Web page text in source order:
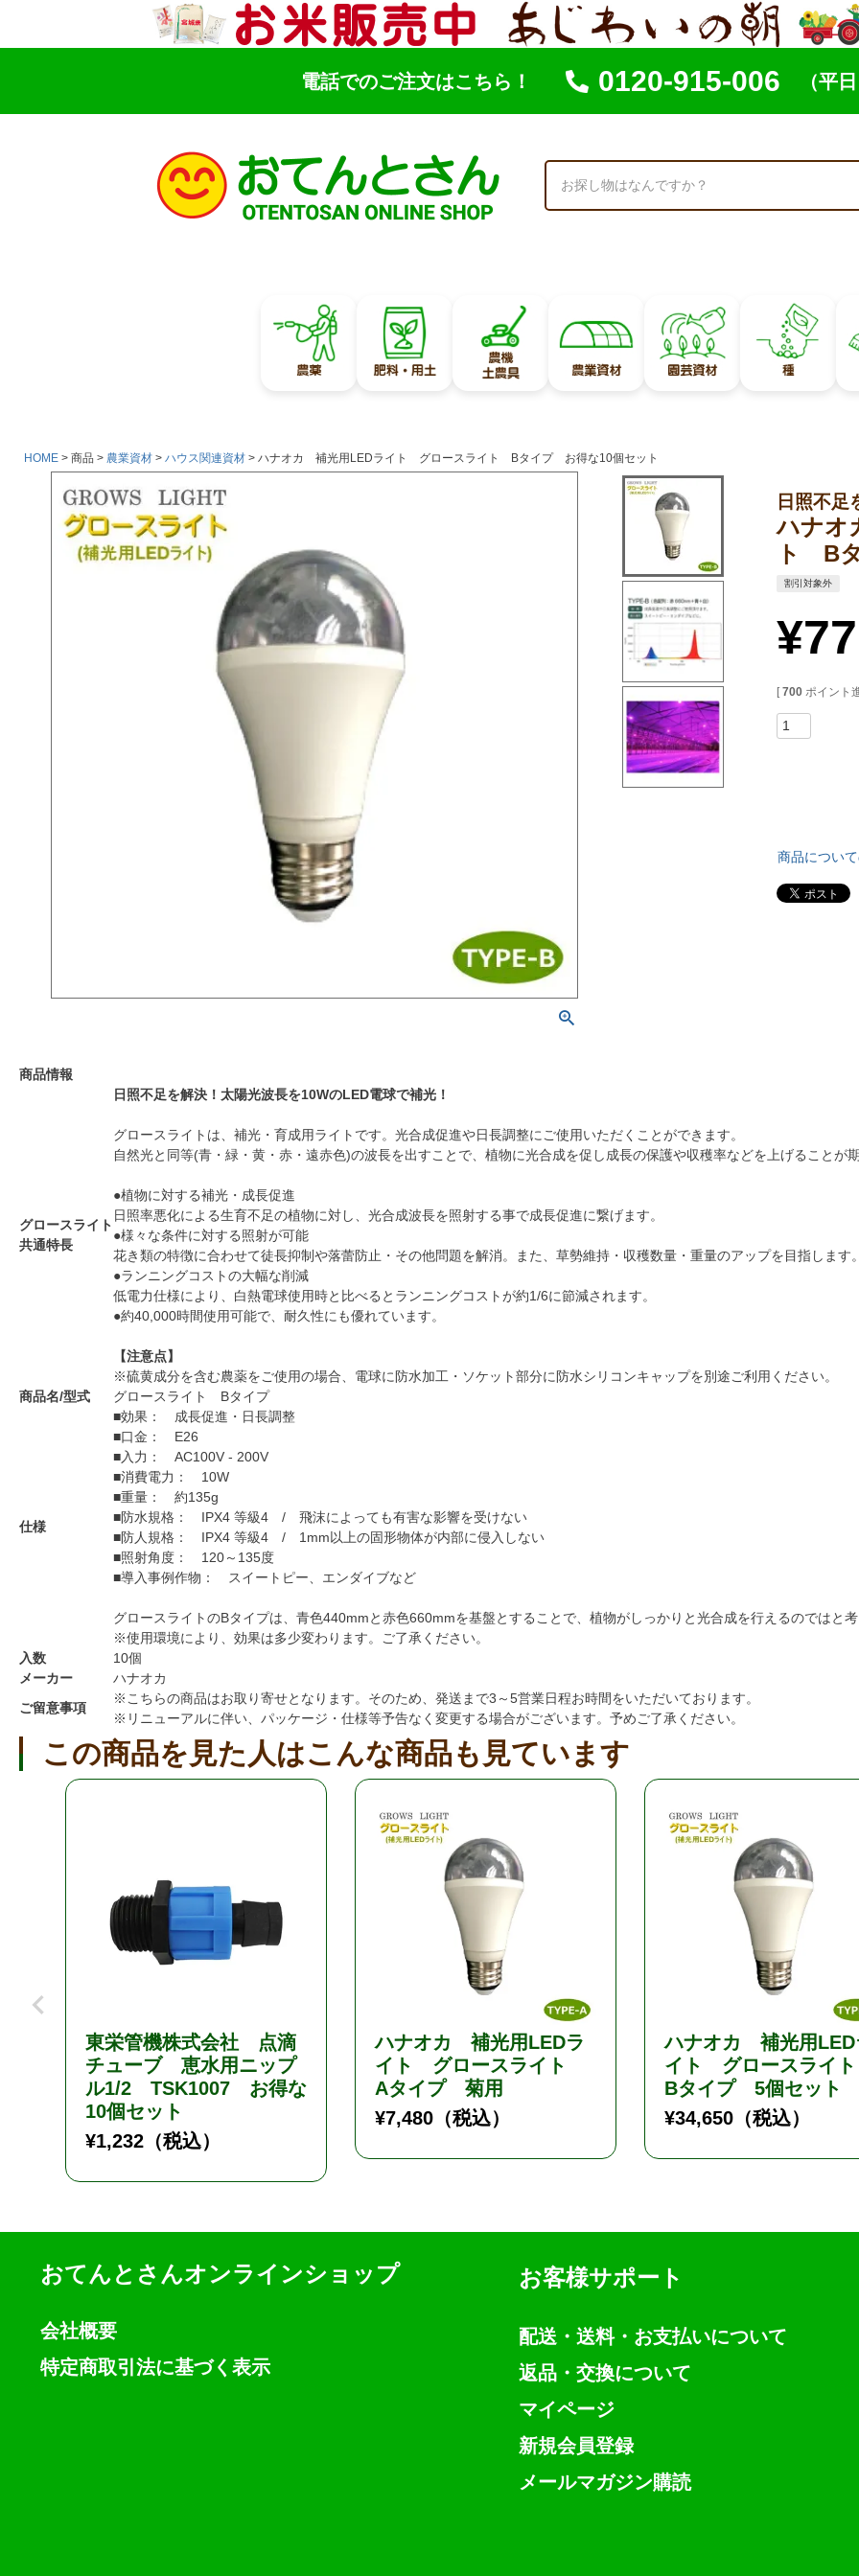
電話でのご注文はこちら！ 0120-915-006 （平
検索
HOME 商品 農業資材 ハウス関連資材 ハナオカ 補光用LEDライト グロースライト Bタイプ お得な10個セット
日照不足
ハナオ
ト B
割引対象外
¥
[ 700 ポイント
商品につい
商品情報
グロースライト
共通特長
日照不足を解決！太陽光波長を10WのLED電球で補光！
グロースライトは、補光・育成用ライトです。光合成促進や日長調整にご使用いただくことができます。
自然光と同等(青・緑・黄・赤・遠赤色)の波長を出すことで、植物に光合成を促し成長の保護や収穫率などを上げることが期
●植物に対する補光・成長促進
日照率悪化による生育不足の植物に対し、光合成波長を照射する事で成長促進に繋げます。
●様々な条件に対する照射が可能
花き類の特徴に合わせて徒長抑制や落蕾防止・その他問題を解消。また、草勢維持・収穫数量・重量のアップを目指します。
●ランニングコストの大幅な削減
低電力仕様により、白熱電球使用時と比べるとランニングコストが約1/6に節減されます。
●約40,000時間使用可能で、耐久性にも優れています。
【注意点】
※硫黄成分を含む農薬をご使用の場合、電球に防水加工・ソケット部分に防水シリコンキャップを別途ご利用ください。
商品名/型式
グロースライト Bタイプ
仕様
■効果： 成長促進・日長調整
■口金： E26
■入力： AC100V - 200V
■消費電力： 10W
■重量： 約135g
■防水規格： IPX4 等級4 / 飛沫によっても有害な影響を受けない
■防人規格： IPX4 等級4 / 1mm以上の固形物体が内部に侵入しない
■照射角度： 120～135度
■導入事例作物： スイートピー、エンダイブなど
グロースライトのBタイプは、青色440mmと赤色660mmを基盤とすることで、植物がしっかりと光合成を行えるのではと考
※使用環境により、効果は多少変わります。ご了承ください。
入数
10個
メーカー
ハナオカ
ご留意事項
※こちらの商品はお取り寄せとなります。そのため、発送まで3～5営業日程お時間をいただいております。
※リニューアルに伴い、パッケージ・仕様等予告なく変更する場合がございます。予めご了承ください。
この商品を見た人はこんな商品も見ています
東栄管機株式会社 点滴
チューブ 恵水用ニップ
ル1/2 TSK1007 お得な
10個セット
¥1,232 （税込）
ハナオカ 補光用LEDラ
イト グロースライト
Aタイプ 菊用
¥7,480 （税込）
ハナオカ 補光用LED
イト グロースライ
Bタイプ 5個セット
¥34,650 （税込）
おてんとさんオンラインショップ
会社概要
特定商取引法に基づく表示
お客様サポート
配送・送料・お支払いについて
返品・交換について
マイページ
新規会員登録
メールマガジン購読